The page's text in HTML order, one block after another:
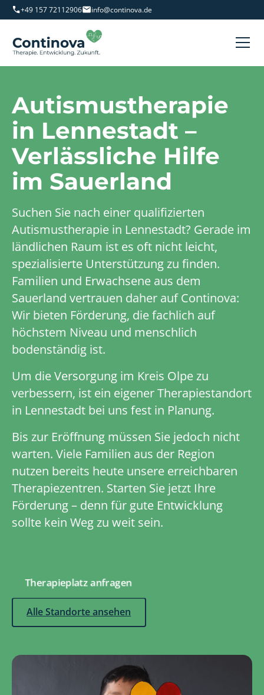
+49 157 72112906 info@continova.de
Autismustherapie
in Lennestadt –
Verlässliche Hilfe
im Sauerland
Suchen Sie nach einer qualifizierten
Autismustherapie in Lennestadt? Gerade im
ländlichen Raum ist es oft nicht leicht,
spezialisierte Unterstützung zu finden.
Familien und Erwachsene aus dem
Sauerland vertrauen daher auf Continova:
Wir bieten Förderung, die fachlich auf
höchstem Niveau und menschlich
bodenständig ist.
Um die Versorgung im Kreis Olpe zu
verbessern, ist ein eigener Therapiestandort
in Lennestadt bei uns fest in Planung.
Bis zur Eröffnung müssen Sie jedoch nicht
warten. Viele Familien aus der Region
nutzen bereits heute unsere erreichbaren
Therapiezentren. Starten Sie jetzt Ihre
Förderung – denn für gute Entwicklung
sollte kein Weg zu weit sein.
Therapieplatz anfragen
Alle Standorte ansehen